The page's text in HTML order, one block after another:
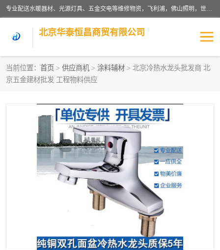
专业配送水暖器材、光源灯具、五金交电等维修物资，飞利浦，佛山照明，世达，博世，九牧，特陶等各产品涉及国内外知名品牌。公司专注与物业、学校、酒店、工厂等单位合作，提供一站式配送服务，降低客户综合成本。依托电子商务改变传统模式，以专业的团队为客户提供24H物资配送到达，货到月结、统一开票，便捷退换等服务，提高了企业的运营效率。
北京华泰恒昌商贸有限公司
当前位置： 首页 > 供应商机 > 涂料辅材 > 北京冷热水龙头批发商 北
京五金建材批发 工程物料供应
水暖阀门
涂料辅材